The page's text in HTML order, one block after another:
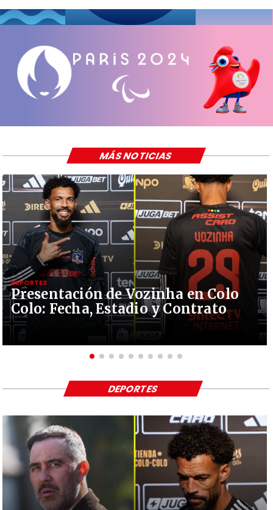
Presentación de Vozinha en Colo
Colo: Fecha, Estadio y Contrato
DEPORTES
MÁS NOTICIAS
DEPORTES